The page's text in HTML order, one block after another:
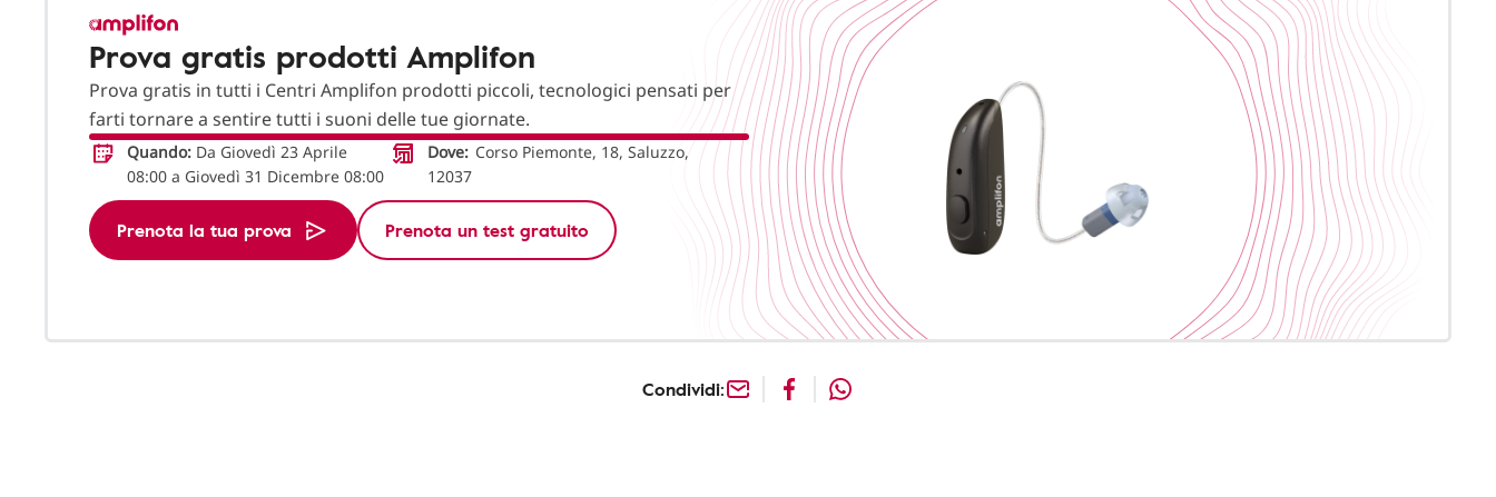
Prova gratis prodotti Amplifon
Prova gratis in tutti i Centri Amplifon prodotti piccoli, tecnologici pensati per
farti tornare a sentire tutti i suoni delle tue giornate.
Quando: Da Giovedì 23 Aprile
08:00 a Giovedì 31 Dicembre 08:00
Dove: Corso Piemonte, 18, Saluzzo,
12037
Prenota la tua prova Prenota un test gratuito
Condividi: